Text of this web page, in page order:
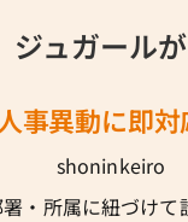
ジュガール
人事異動に即対
・所属に紐づけて